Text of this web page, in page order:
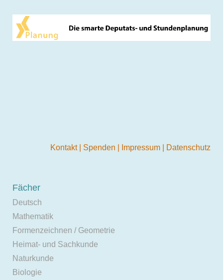
Kontakt Spenden Impressum Datenschutz
Fächer
Deutsch
Mathematik
Formenzeichnen / Geometrie
Heimat- und Sachkunde
Naturkunde
Biologie